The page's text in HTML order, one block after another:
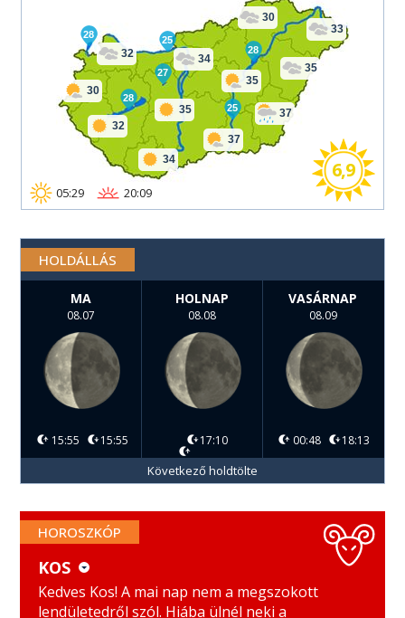
32
30
32
35
34
37
35
34
30
37
35
33
28
28
27
25
25
28
05:29 20:09
6,9
HOLDÁLLÁS
MA
08.07
15:55 15:55
HOLNAP
08.08
17:10
VASÁRNAP
08.09
00:48 18:13
Következő holdtölte
HOROSZKÓP
KOS
KOS
Kedves Kos! A mai nap nem a megszokott
lendületedről szól. Hiába ülnél neki a